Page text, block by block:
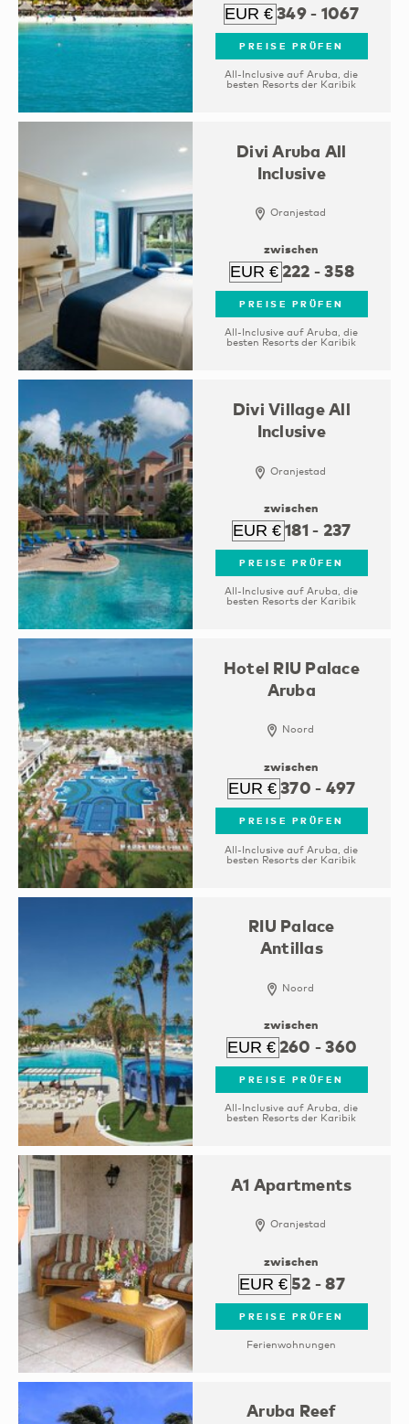
349- 1067
PREISE PRÜFEN
All-Inclusive auf Aruba, die
besten Resorts der Karibik
Divi Aruba All
Inclusive
Oranjestad
zwischen
222 -358
PREISE PRÜFEN
All-Inclusive auf Aruba, die
besten Resorts der Karibik
Divi Village All
Inclusive
Oranjestad
zwischen
181 - 237
PREISE PRÜFEN
All-Inclusive auf Aruba, die
besten Resorts der Karibik
Hotel RIU Palace
Aruba
Noord
zwischen
370 - 497
PREISE PRÜFEN
All-Inclusive auf Aruba, die
besten Resorts der Karibik
RIU Palace
Antillas
Noord
zwischen
260 -360
PREISE PRÜFEN
All-Inclusive auf Aruba, die
besten Resorts der Karibik
A1 Apartments
Oranjestad
zwischen
52 -87
PREISE PRÜFEN
Ferienwohnungen
Aruba Reef